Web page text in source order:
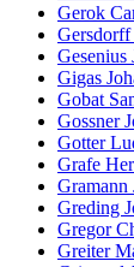
Gerok
Gesenius
Gigas
Gobat
Gossner
Gotter
Grafe
Gramann
Greding
Gregor
Greiter